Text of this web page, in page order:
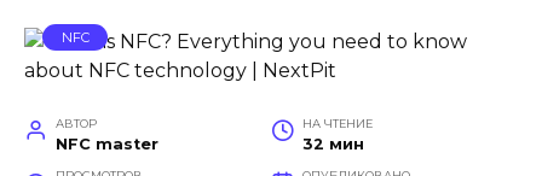
NFC
АВТОР
NFC master
НА ЧТЕНИЕ
32 мин